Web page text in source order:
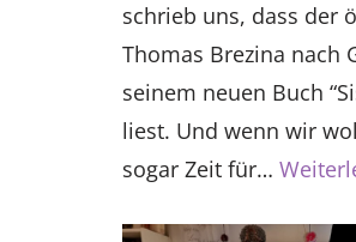
schrieb uns, dass der
Thomas Brezina nach
seinem neuen Buch
liest. Und wenn wir
sogar Zeit für…